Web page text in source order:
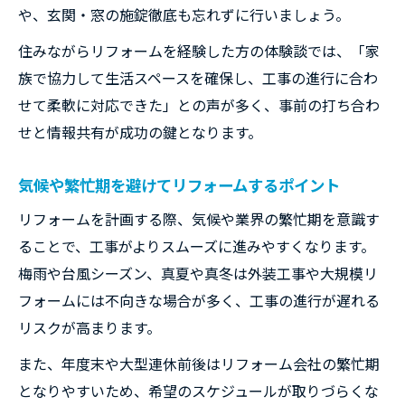
や、玄関・窓の施錠徹底も忘れずに行いましょう。
住みながらリフォームを経験した方の体験談では、「家
族で協力して生活スペースを確保し、工事の進行に合わ
せて柔軟に対応できた」との声が多く、事前の打ち合わ
せと情報共有が成功の鍵となります。
気候や繁忙期を避けてリフォームするポイント
リフォームを計画する際、気候や業界の繁忙期を意識す
ることで、工事がよりスムーズに進みやすくなります。
梅雨や台風シーズン、真夏や真冬は外装工事や大規模リ
フォームには不向きな場合が多く、工事の進行が遅れる
リスクが高まります。
また、年度末や大型連休前後はリフォーム会社の繁忙期
となりやすいため、希望のスケジュールが取りづらくな